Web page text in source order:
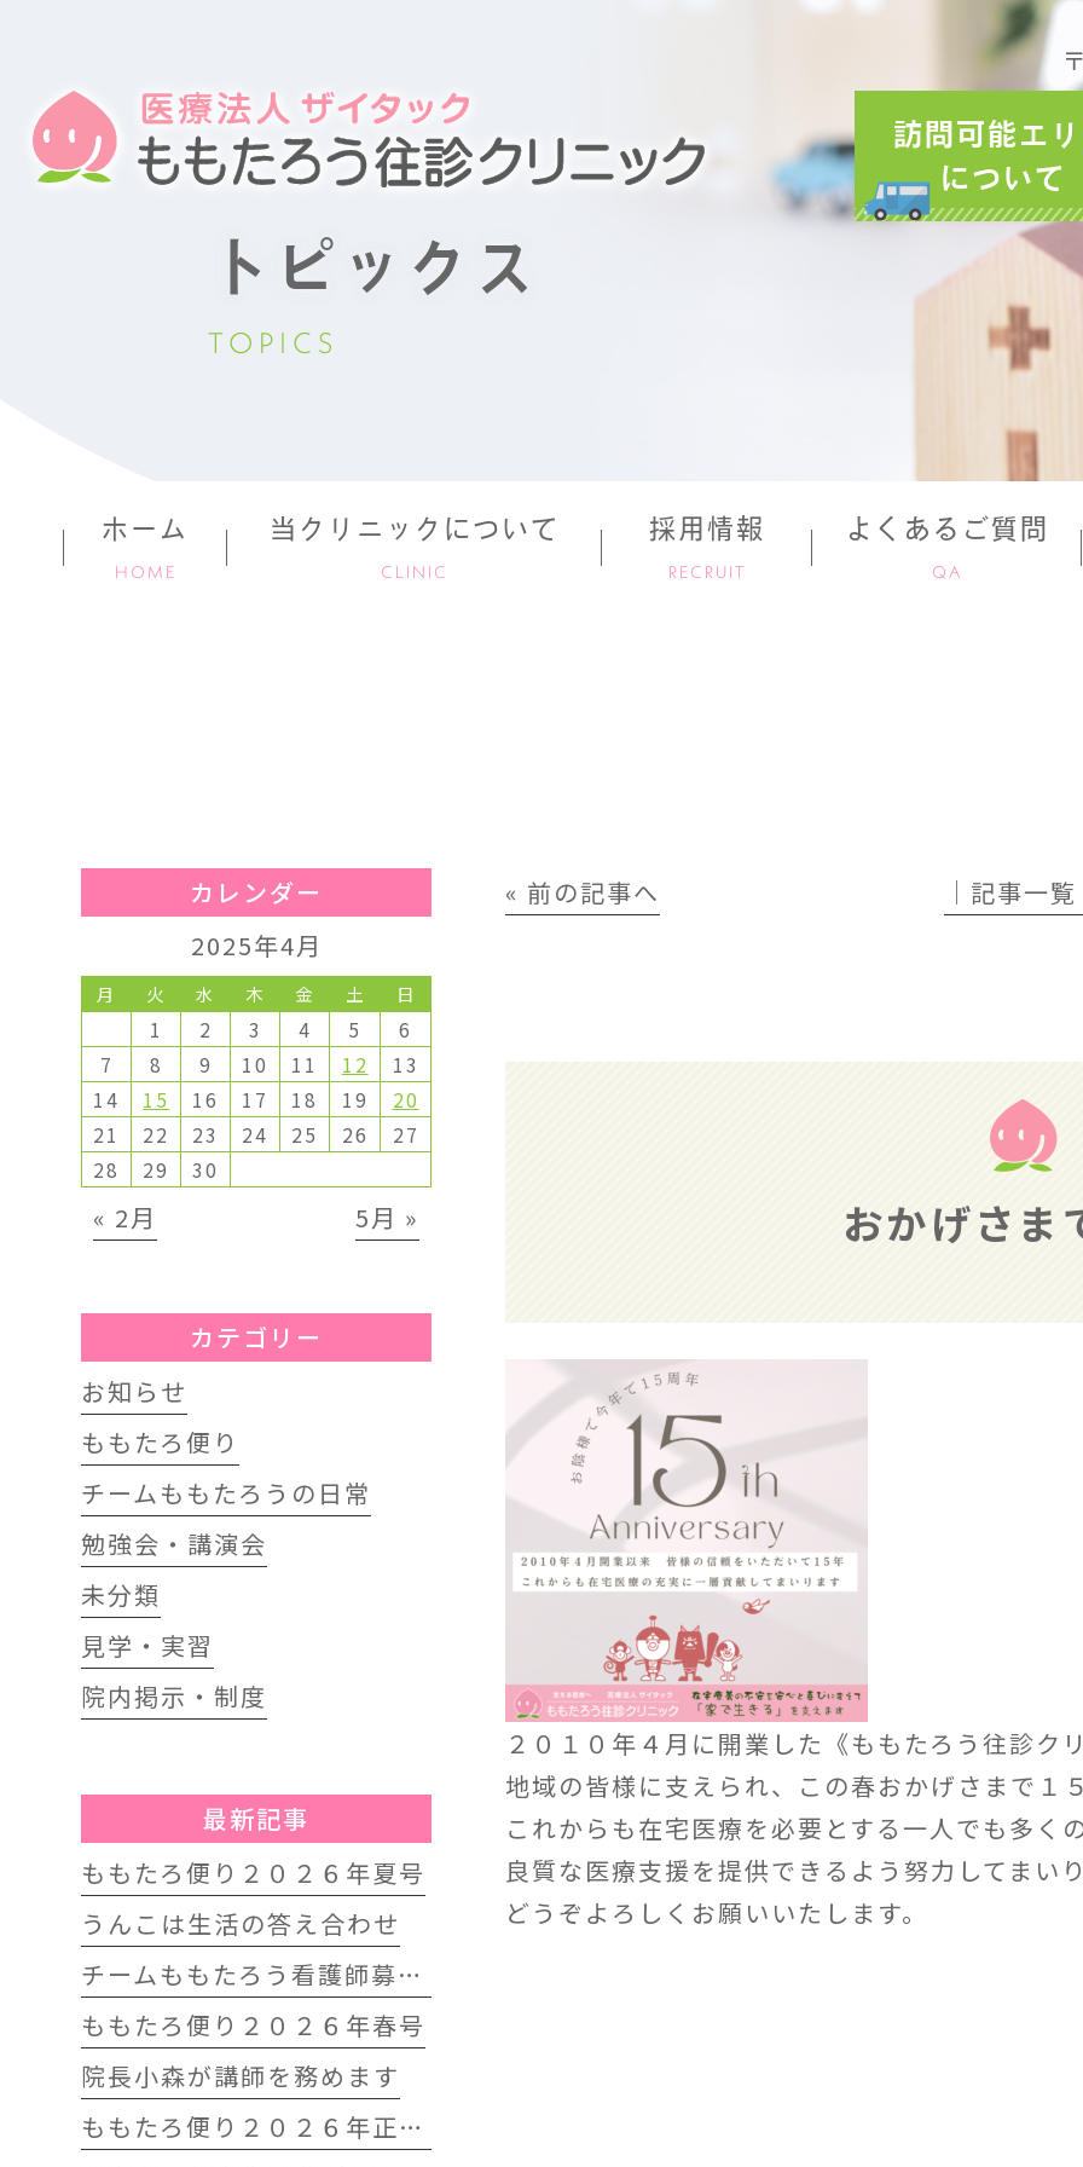
訪問可能エ
について
トピックス
TOPICS
ホーム
HOME
当クリニックについて
CLINIC
採用情報
RECRUIT
よくあるご質問
QA
« 前の記事へ │記事一
おかげさま
２０１０年４月に開業した《ももたろう往診ク
地域の皆様に支えられ、この春おかげさまで１
これからも在宅医療を必要とする一人でも多く
良質な医療支援を提供できるよう努力してまい
どうぞよろしくお願いいたします。
カレンダー
2025年4月
月 火 水 木 金 土 日
1 2 3 4 5
6
7
8 9 10 11 12
13
14
15 16 17 18 19
20
21
22 23 24 25 26
27
28
29 30
« 2月 5月 »
カテゴリー
お知らせ
ももたろ便り
チームももたろうの日常
勉強会・講演会
未分類
見学・実習
院内掲示・制度
最新記事
ももたろ便り２０２６年夏号
うんこは生活の答え合わせ
チームももたろう看護師募集中
ももたろ便り２０２６年春号
院長小森が講師を務めます
ももたろ便り２０２６年正月号